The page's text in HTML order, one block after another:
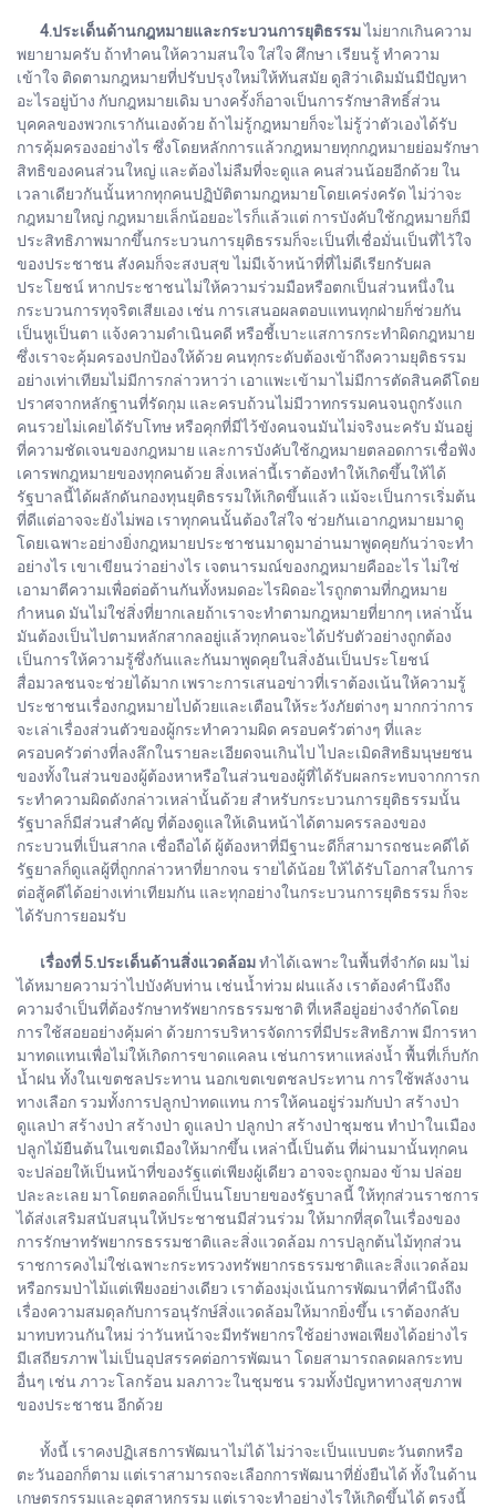
4.ประเด็นด้านกฎหมายและกระบวนการยุติธรรมไม่ยากเกินความ
พยายามครับ ถ้าทำคนให้ความสนใจ ใส่ใจ ศึกษา เรียนรู้ ทำความ
เข้าใจ ติดตามกฎหมายที่ปรับปรุงใหม่ให้ทันสมัย ดูสิว่าเดิมมันมีปัญหา
อะไรอยู่บ้าง กับกฎหมายเดิม บางครั้งก็อาจเป็นการรักษาสิทธิ์ส่วน
บุคคลของพวกเรากันเองด้วย ถ้าไม่รู้กฎหมายก็จะไม่รู้ว่าตัวเองได้รับ
การคุ้มครองอย่างไร ซึ่งโดยหลักการแล้วกฎหมายทุกกฎหมายย่อมรักษา
สิทธิของคนส่วนใหญ่ และต้องไม่ลืมที่จะดูแล คนส่วนน้อยอีกด้วย ใน
เวลาเดียวกันนั้นหากทุกคนปฏิบัติตามกฎหมายโดยเคร่งครัด ไม่ว่าจะ
กฎหมายใหญ่ กฎหมายเล็กน้อยอะไรก็แล้วแต่ การบังคับใช้กฎหมายก็มี
ประสิทธิภาพมากขึ้นกระบวนการยุติธรรมก็จะเป็นที่เชื่อมั่นเป็นที่ไว้ใจ
ของประชาชน สังคมก็จะสงบสุข ไม่มีเจ้าหน้าที่ที่ไม่ดีเรียกรับผล
ประโยชน์ หากประชาชนไม่ให้ความร่วมมือหรือตกเป็นส่วนหนึ่งใน
กระบวนการทุจริตเสียเอง เช่น การเสนอผลตอบแทนทุกฝ่ายก็ช่วยกัน
เป็นหูเป็นตา แจ้งความดำเนินคดี หรือชี้เบาะแสการกระทำผิดกฎหมาย
ซึ่งเราจะคุ้มครองปกป้องให้ด้วย คนทุกระดับต้องเข้าถึงความยุติธรรม
อย่างเท่าเทียมไม่มีการกล่าวหาว่า เอาแพะเข้ามาไม่มีการตัดสินคดีโดย
ปราศจากหลักฐานที่รัดกุม และครบถ้วนไม่มีวาทกรรมคนจนถูกรังแก
คนรวยไม่เคยได้รับโทษ หรือคุกที่มีไว้ขังคนจนมันไม่จริงนะครับ มันอยู่
ที่ความชัดเจนของกฎหมาย และการบังคับใช้กฎหมายตลอดการเชื่อฟัง
เคารพกฎหมายของทุกคนด้วย สิ่งเหล่านี้เราต้องทำให้เกิดขึ้นให้ได้
รัฐบาลนี้ได้ผลักดันกองทุนยุติธรรมให้เกิดขึ้นแล้ว แม้จะเป็นการเริ่มต้น
ที่ดีแต่อาจจะยังไม่พอ เราทุกคนนั้นต้องใส่ใจ ช่วยกันเอากฎหมายมาดู
โดยเฉพาะอย่างยิ่งกฎหมายประชาชนมาดูมาอ่านมาพูดคุยกันว่าจะทำ
อย่างไร เขาเขียนว่าอย่างไร เจตนารมณ์ของกฎหมายคืออะไร ไม่ใช่
เอามาตีความเพื่อต่อต้านกันทั้งหมดอะไรผิดอะไรถูกตามที่กฎหมาย
กำหนด มันไม่ใช่สิ่งที่ยากเลยถ้าเราจะทำตามกฎหมายที่ยากๆ เหล่านั้น
มันต้องเป็นไปตามหลักสากลอยู่แล้วทุกคนจะได้ปรับตัวอย่างถูกต้อง
เป็นการให้ความรู้ซึ่งกันและกันมาพูดคุยในสิ่งอันเป็นประโยชน์
สื่อมวลชนจะช่วยได้มาก เพราะการเสนอข่าวที่เราต้องเน้นให้ความรู้
ประชาชนเรื่องกฎหมายไปด้วยและเตือนให้ระวังภัยต่างๆ มากกว่าการ
จะเล่าเรื่องส่วนตัวของผู้กระทำความผิด ครอบครัวต่างๆ ที่และ
ครอบครัวต่างที่ลงลึกในรายละเอียดจนเกินไป ไปละเมิดสิทธิมนุษยชน
ของทั้งในส่วนของผู้ต้องหาหรือในส่วนของผู้ที่ได้รับผลกระทบจากการก
ระทำความผิดดังกล่าวเหล่านั้นด้วย สำหรับกระบวนการยุติธรรมนั้น
รัฐบาลก็มีส่วนสำคัญ ที่ต้องดูแลให้เดินหน้าได้ตามครรลองของ
กระบวนที่เป็นสากล เชื่อถือได้ ผู้ต้องหาที่มีฐานะดีก็สามารถชนะคดีได้
รัฐยาลก็ดูแลผู้ที่ถูกกล่าวหาที่ยากจน รายได้น้อย ให้ได้รับโอกาสในการ
ต่อสู้คดีได้อย่างเท่าเทียมกัน และทุกอย่างในกระบวนการยุติธรรม ก็จะ
ได้รับการยอมรับ
เรื่องที่ 5.ประเด็นด้านสิ่งแวดล้อมทำได้เฉพาะในพื้นที่จำกัด ผม ไม่
ได้หมายความว่าไปบังคับท่าน เช่นน้ำท่วม ฝนแล้ง เราต้องคำนึงถึง
ความจำเป็นที่ต้องรักษาทรัพยากรธรรมชาติ ที่เหลือยู่อย่างจำกัดโดย
การใช้สอยอย่างคุ้มค่า ด้วยการบริหารจัดการที่มีประสิทธิภาพ มีการหา
มาทดแทนเพื่อไม่ให้เกิดการขาดแคลน เช่นการหาแหล่งน้ำ พื้นที่เก็บกัก
น้ำฝน ทั้งในเขตชลประทาน นอกเขตเขตชลประทาน การใช้พลังงาน
ทางเลือก รวมทั้งการปลูกป่าทดแทน การให้คนอยู่ร่วมกับป่า สร้างป่า
ดูแลป่า สร้างป่า สร้างป่า ดูแลป่า ปลูกป่า สร้างป่าชุมชน ทำป่าในเมือง
ปลูกไม้ยืนต้นในเขตเมืองให้มากขึ้น เหล่านี้เป็นต้น ที่ผ่านมานั้นทุกคน
จะปล่อยให้เป็นหน้าที่ของรัฐแต่เพียงผู้เดียว อาจจะถูกมอง ข้าม ปล่อย
ปละละเลย มาโดยตลอดก็เป็นนโยบายของรัฐบาลนี้ ให้ทุกส่วนราชการ
ได้ส่งเสริมสนับสนุนให้ประชาชนมีส่วนร่วม ให้มากที่สุดในเรื่องของ
การรักษาทรัพยากรธรรมชาติและสิ่งแวดล้อม การปลูกต้นไม้ทุกส่วน
ราชการคงไม่ใช่เฉพาะกระทรวงทรัพยากรธรรมชาติและสิ่งแวดล้อม
หรือกรมป่าไม้แต่เพียงอย่างเดียว เราต้องมุ่งเน้นการพัฒนาที่คำนึงถึง
เรื่องความสมดุลกับการอนุรักษ์สิ่งแวดล้อมให้มากยิ่งขึ้น เราต้องกลับ
มาทบทวนกันใหม่ ว่าวันหน้าจะมีทรัพยากรใช้อย่างพอเพียงได้อย่างไร
มีเสถียรภาพ ไม่เป็นอุปสรรคต่อการพัฒนา โดยสามารถลดผลกระทบ
อื่นๆ เช่น ภาวะโลกร้อน มลภาวะในชุมชน รวมทั้งปัญหาทางสุขภาพ
ของประชาชน อีกด้วย
ทั้งนี้ เราคงปฏิเสธการพัฒนาไม่ได้ ไม่ว่าจะเป็นแบบตะวันตกหรือ
ตะวันออกก็ตาม แต่เราสามารถจะเลือกการพัฒนาที่ยั่งยืนได้ ทั้งในด้าน
เกษตรกรรมและอุตสาหกรรม แต่เราจะทำอย่างไรให้เกิดขึ้นได้ ตรงนี้